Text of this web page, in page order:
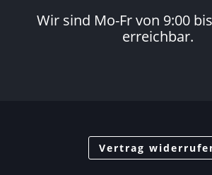
Wir sind Mo-Fr von 9:00
erreichbar.
Vertrag